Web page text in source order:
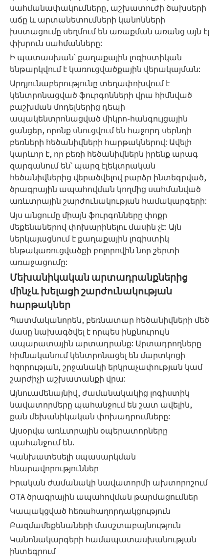
սահմանափակումները, աշխատուժի ծախսերի
աճը և արտանետումների կանոնների
խստացումը սեղմում են առաքման առանց այն էլ
փխրուն սահմանները:
Ի պատասխան՝ քաղաքային լոգիստիկան
ենթարկվում է կառուցվածքային վերակայման:
Արդյունաբերությունը տեղափոխվում է
կենտրոնացված ֆուրգոնների վրա հիմնված
բաշխման մոդելներից դեպի
ապակենտրոնացված միկրո-հանգույցային
ցանցեր, որոնք սնուցվում են հաջորդ սերնդի
բեռների հեծանիվների հարթակներով: Ավելի
կարևոր է, որ բեռի հեծանիվներն իրենք արագ
զարգանում են՝ պարզ էլեկտրական
հեծանիվներից վերածվելով բարձր ինտեգրված,
ծրագրային ապահովման կողմից սահմանված
առևտրային շարժունակության համակարգերի:
Այս անցումը միայն ֆուրգոնները փոքր
մեքենաներով փոխարինելու մասին չէ: Այն
ներկայացնում է քաղաքային լոգիստիկ
ենթակառուցվածքի բոլորովին նոր շերտի
առաջացումը:
Մեխանիկական արտադրանքներից
մինչև խելացի շարժունակության
հարթակներ
Պատմականորեն, բեռնատար հեծանիվների մեծ
մասը նախագծվել է որպես ինքնուրույն
ապարատային արտադրանք: Արտադրողները
հիմնականում կենտրոնացել են մարտկոցի
հզորության, շրջանակի երկրաչափության կամ
շարժիչի աշխատանքի վրա:
Այնուամենայնիվ, ժամանակակից լոգիստիկ
նավատորմերը պահանջում են շատ ավելին,
քան մեխանիկական փոխադրումները:
Այսօրվա առևտրային օպերատորները
պահանջում են.
Կանխատեսելի սպասարկման
հնարավորություններ
Իրական ժամանակի նավատորմի ախտորոշում
OTA ծրագրային ապահովման թարմացումներ
Կապակցված հեռահաղորդակցություն
Բազմամեքենաների մասշտաբայնություն
Կանոնակարգերի համապատասխանության
ինտեգրում